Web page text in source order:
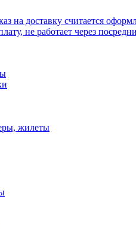
на доставку считается
не работает через
жилеты